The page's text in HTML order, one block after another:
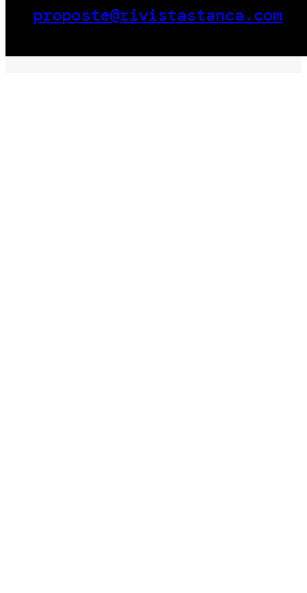
proposte@rivistastanca.com